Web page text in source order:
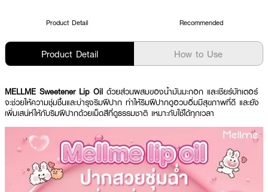
Product Detail Recommended
Product Detail How to Use
MELLME Sweetener Lip Oil ด้วยส่วนผสมของน้ำมันมะกอก และเชียร์บัทเตอร์
จะช่วยให้ความชุ่มชื้นและบำรุงริมฝีปาก ทำให้ริมฝีปากดูอวบอิ่มมีสุขภาพที่ดี และยัง
เพิ่มเสน่ห์ให้กับริมฝีปากด้วยเม็ดสีที่ดูธรรมชาติ เหมาะกับใช้ได้ทุกเวลา